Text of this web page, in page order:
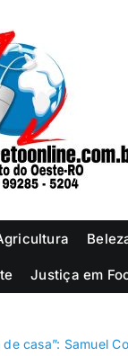
Justiça em
de casa”: Samuel